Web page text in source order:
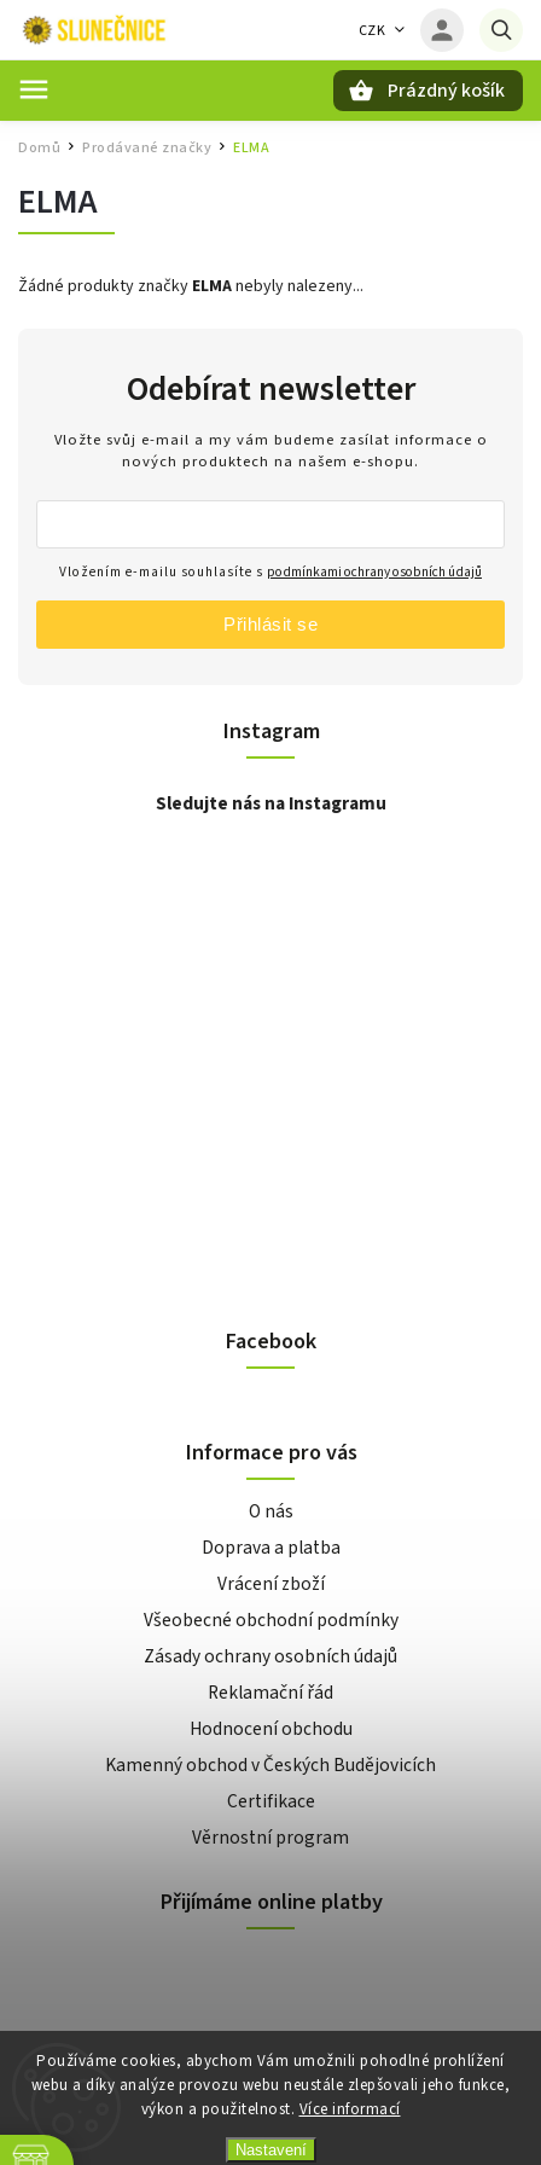
Používáme cookies, abychom Vám umožnili pohodlné prohlížení
webu a díky analýze provozu webu neustále zlepšovali jeho funkce,
výkon a použitelnost. Více informací
Nastavení
CZK
Prázdný košík
Domů / Prodávané značky / ELMA
ELMA
Žádné produkty značky ELMAnebyly nalezeny...
Instagram
Sledujte nás na Instagramu
Odebírat newsletter
Vložte svůj e-mail a my vám budeme zasílat informace o
nových produktech na našem e-shopu.
Vložením e-mailu souhlasíte s podmínkami ochrany osobních údajů
Přihlásit se
Facebook
Informace pro vás
O nás
Doprava a platba
Vrácení zboží
Všeobecné obchodní podmínky
Zásady ochrany osobních údajů
Reklamační řád
Hodnocení obchodu
Kamenný obchod v Českých Budějovicích
Certifikace
Věrnostní program
Přijímáme online platby
Copyright 2026E-shop Slunečnice. Všechna práva vyhrazena.
VytvořilShoptet| Design